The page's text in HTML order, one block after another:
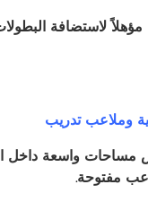
لاستضافة البطولات
واسعة داخل
مفتوحة.